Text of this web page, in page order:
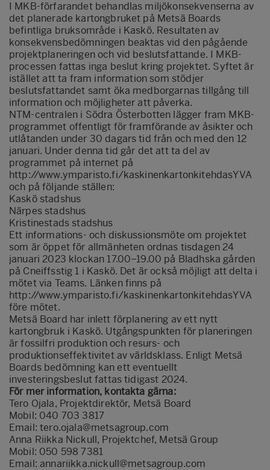
I MKB-förfarandet behandlas miljökonsekvenserna av
det planerade kartongbruket på Metsä Boards
befintliga bruksområde i Kaskö. Resultaten av
konsekvensbedömningen beaktas vid den pågående
projektplaneringen och vid beslutsfattande. I MKB-
processen fattas inga beslut kring projektet. Syftet är
istället att ta fram information som stödjer
beslutsfattandet samt öka medborgarnas tillgång till
information och möjligheter att påverka.
NTM-centralen i Södra Österbotten lägger fram MKB-
programmet offentligt för framförande av åsikter och
utlåtanden under 30 dagars tid från och med den 12
januari. Under denna tid går det att ta del av
programmet på internet på
http://www.ymparisto.fi/kaskinenkartonkitehdasYVA
och på följande ställen:
Kaskö stadshus
Närpes stadshus
Kristinestads stadshus
Ett informations- och diskussionsmöte om projektet
som är öppet för allmänheten ordnas tisdagen 24
januari 2023 klockan 17.00–19.00 på Bladhska gården
på Cneiffsstig 1 i Kaskö. Det är också möjligt att delta i
mötet via Teams. Länken finns på
http://www.ymparisto.fi/kaskinenkartonkitehdasYVA
före mötet.
Metsä Board har inlett förplanering av ett nytt
kartongbruk i Kaskö. Utgångspunkten för planeringen
är fossilfri produktion och resurs- och
produktionseffektivitet av världsklass. Enligt Metsä
Boards bedömning kan ett eventuellt
investeringsbeslut fattas tidigast 2024.
För mer information, kontakta gärna:
Tero Ojala, Projektdirektör, Metsä Board
Mobil: 040 703 3817
Email:tero.ojala@metsagroup.com
Anna Riikka Nickull, Projektchef, Metsä Group
Mobil: 050 598 7381
Email: annariikka.nickull@metsagroup.com